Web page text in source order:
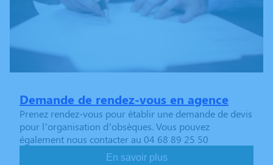
Demande de rendez-vous en agence
Prenez rendez-vous pour établir une demande de devis
pour l’organisation d’obsèques. Vous pouvez
également nous contacter au 04 68 89 25 50
En savoir plus